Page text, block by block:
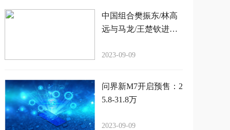
中国组合樊振东/林高
远与马龙/王楚钦进军
力碾压韩国组合
2023-09-09
问界新M7开启预售：2
5.8-31.8万
2023-09-09